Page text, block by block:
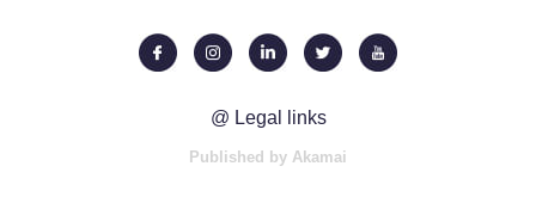
@ Legal links
Published by Akamai